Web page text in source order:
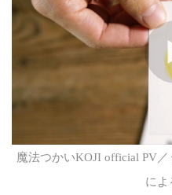
魔法つかいKOJI official PV／
によ